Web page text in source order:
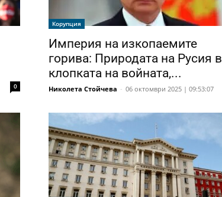
0
Корупция
Империя на изкопаемите
горива: Природата на Русия в
клопката на войната,...
Николета Стойчева - 06 октомври 2025 | 09:53:07